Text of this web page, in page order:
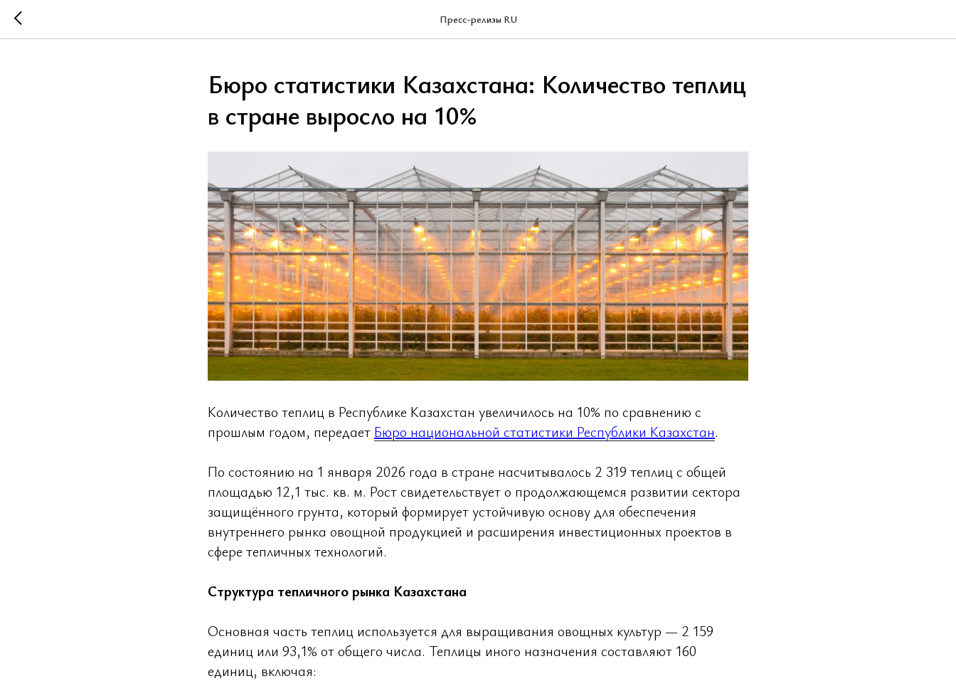
Пресс-релизы RU
Бюро статистики Казахстана: Количество теплиц
в стране выросло на 10%
Количество теплиц в Республике Казахстан увеличилось на 10% по сравнению с
прошлым годом, передает Бюро национальной статистики Республики Казахстан.
По состоянию на 1 января 2026 года в стране насчитывалось 2 319 теплиц с общей
площадью 12,1 тыс. кв. м. Рост свидетельствует о продолжающемся развитии сектора
защищённого грунта, который формирует устойчивую основу для обеспечения
внутреннего рынка овощной продукцией и расширения инвестиционных проектов в
сфере тепличных технологий.
Структура тепличного рынка Казахстана
Основная часть теплиц используется для выращивания овощных культур — 2 159
единиц или 93,1% от общего числа. Теплицы иного назначения составляют 160
единиц, включая: